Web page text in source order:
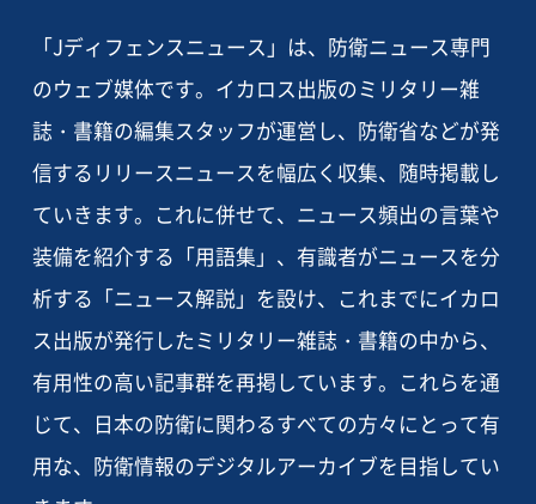
「Jディフェンスニュース」は、防衛ニュース専門
のウェブ媒体です。イカロス出版のミリタリー雑
誌・書籍の編集スタッフが運営し、防衛省などが発
信するリリースニュースを幅広く収集、随時掲載し
ていきます。これに併せて、ニュース頻出の言葉や
装備を紹介する「用語集」、有識者がニュースを分
析する「ニュース解説」を設け、これまでにイカロ
ス出版が発行したミリタリー雑誌・書籍の中から、
有用性の高い記事群を再掲しています。これらを通
じて、日本の防衛に関わるすべての方々にとって有
用な、防衛情報のデジタルアーカイブを目指してい